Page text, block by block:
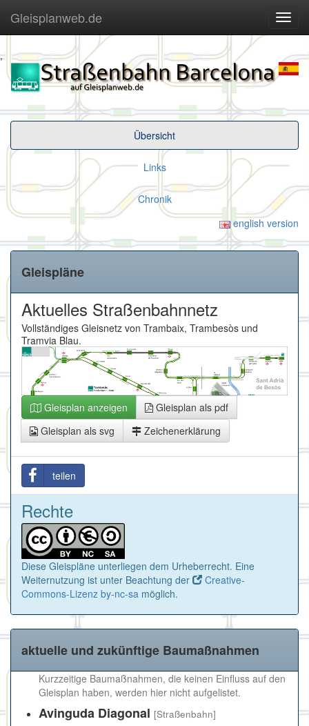
,
ein-/
Gleisplanweb.de
Übersicht
Links
Chronik
english version
Gleispläne
Aktuelles Straßenbahnnetz
Vollständiges Gleisnetz von Trambaix, Trambesòs und
Tramvia Blau.
Gleisplan anzeigen
Gleisplan als pdf
Gleisplan als svg
Zeichenerklärung
teilen
Rechte
Diese Gleispläne unterliegen dem Urheberrecht. Eine
Weiternutzung ist unter Beachtung der
Creative-
Commons-Lizenz by-nc-sa möglich.
aktuelle und zukünftige Baumaßnahmen
Kurzzeitige Baumaßnahmen, die keinen Einfluss auf den
Gleisplan haben, werden hier nicht aufgelistet.
Avinguda Diagonal [Straßenbahn]